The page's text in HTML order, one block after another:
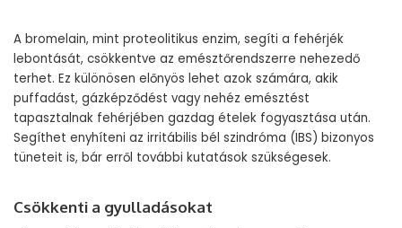
A bromelain, mint proteolitikus enzim, segíti a fehérjék
lebontását, csökkentve az emésztőrendszerre nehezedő
terhet. Ez különösen előnyös lehet azok számára, akik
puffadást, gázképződést vagy nehéz emésztést
tapasztalnak fehérjében gazdag ételek fogyasztása után.
Segíthet enyhíteni az irritábilis bél szindróma (IBS) bizonyos
tüneteit is, bár erről további kutatások szükségesek.
Csökkenti a gyulladásokat